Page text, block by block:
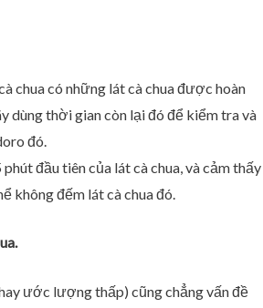
chua có những lát cà chua được hoàn
dùng thời gian còn lại đó để kiểm tra và
đó.
đầu tiên của lát cà chua, và cảm thấy
không đếm lát cà chua đó.
ước lượng thấp) cũng chẳng vấn đề